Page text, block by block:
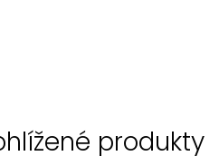
produkty